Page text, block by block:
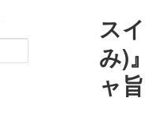
ス
み)
ャ